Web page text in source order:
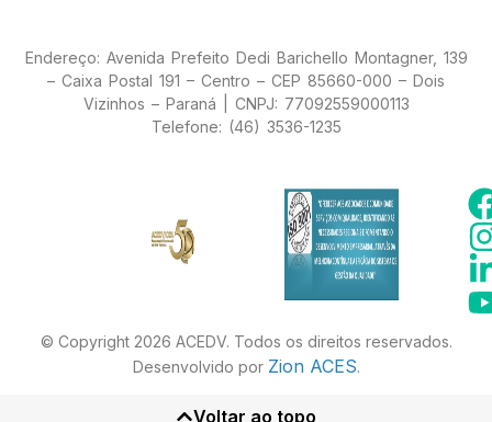
Endereço: Avenida Prefeito Dedi Barichello Montagner, 139
– Caixa Postal 191 – Centro – CEP 85660-000 – Dois
Vizinhos – Paraná | CNPJ: 77092559000113
Telefone: (46) 3536-1235
© Copyright 2026 ACEDV. Todos os direitos reservados.
Desenvolvido por Zion ACES.
Voltar ao topo